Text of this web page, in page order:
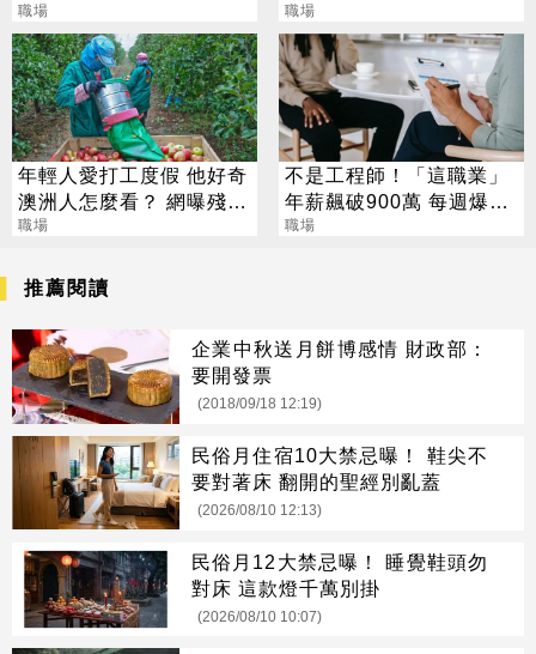
高中就能考
職場 職場
年輕人愛打工度假 他好奇
澳洲人怎麼看？ 網曝殘酷
現實
職場
不是工程師！「這職業」
年薪飆破900萬 每週爆肝
70小時仍搶破頭
職場
推薦閱讀
企業中秋送月餅博感情 財政部：
要開發票
(2018/09/18 12:19)
民俗月住宿10大禁忌曝！ 鞋尖不
要對著床 翻開的聖經別亂蓋
(2026/08/10 12:13)
民俗月12大禁忌曝！ 睡覺鞋頭勿
對床 這款燈千萬別掛
(2026/08/10 10:07)